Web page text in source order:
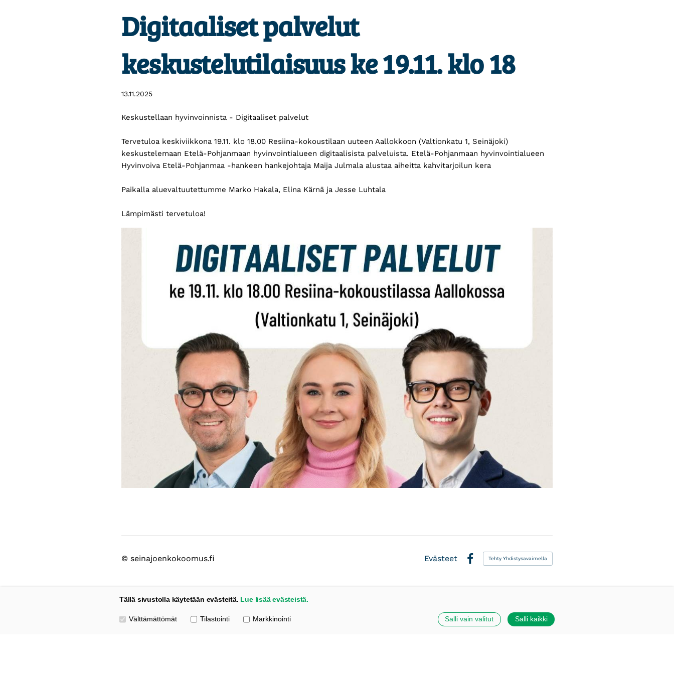
Digitaaliset palvelut
keskustelutilaisuus ke 19.11. klo 18
13.11.2025
Keskustellaan hyvinvoinnista - Digitaaliset palvelut
Tervetuloa keskiviikkona 19.11. klo 18.00 Resiina-kokoustilaan uuteen Aallokkoon (Valtionkatu 1, Seinäjoki)
keskustelemaan Etelä-Pohjanmaan hyvinvointialueen digitaalisista palveluista. Etelä-Pohjanmaan hyvinvointialueen
Hyvinvoiva Etelä-Pohjanmaa -hankeen hankejohtaja Maija Julmala alustaa aiheitta kahvitarjoilun kera
Paikalla aluevaltuutettumme Marko Hakala, Elina Kärnä ja Jesse Luhtala
Lämpimästi tervetuloa!
© seinajoenkokoomus.fi
Evästeet
Facebook
Tehty Yhdistysavaimella
Tällä sivustolla käytetään evästeitä. Lue lisää evästeistä.
Valitse käytettävät evästeet
Välttämättömät Tilastointi Markkinointi Salli vain valitut Salli kaikki